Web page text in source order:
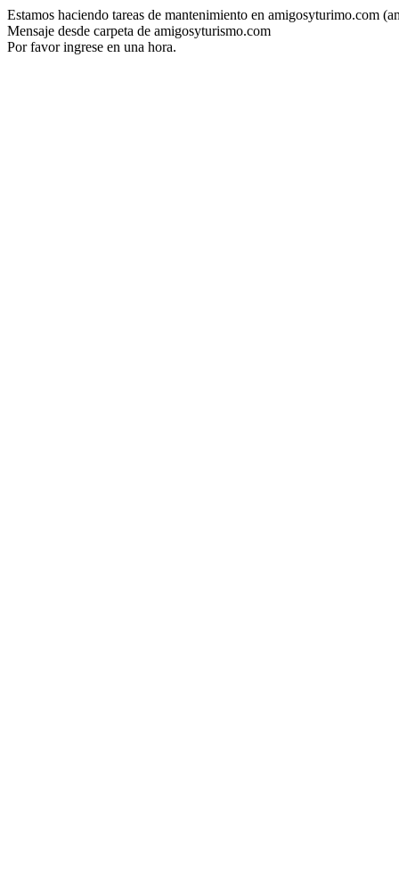
Estamos haciendo tareas de mantenimiento en amigosyturimo.com
Mensaje desde carpeta de amigosyturismo.com
Por favor ingrese en una hora.